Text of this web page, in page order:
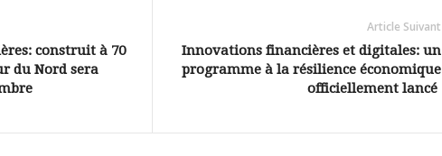
construit à 70
du Nord sera
Article Suivant
Innovations financières et digitales: un
programme à la résilience économique
officiellement lancé